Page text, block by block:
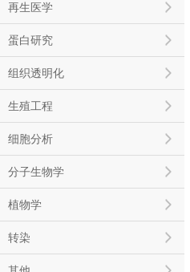
再生医学
蛋白研究
组织透明化
生殖工程
细胞分析
分子生物学
植物学
转染